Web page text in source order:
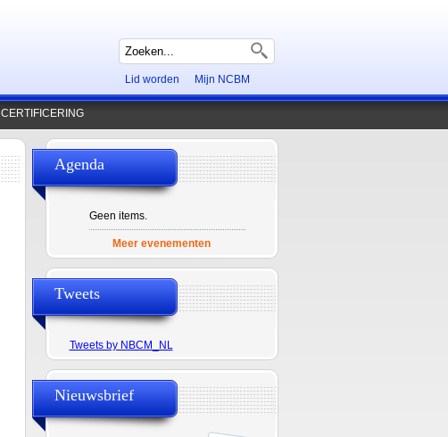
Zoekveld
Lid worden Mijn NCBM
CERTIFICERING
Agenda
Geen items.
Meer evenementen
Tweets
Tweets by NBCM_NL
Nieuwsbrief